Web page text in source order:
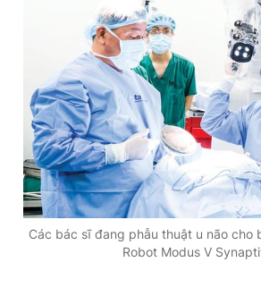
Các bác sĩ đang phẫu thuật u não cho
Robot Modus V